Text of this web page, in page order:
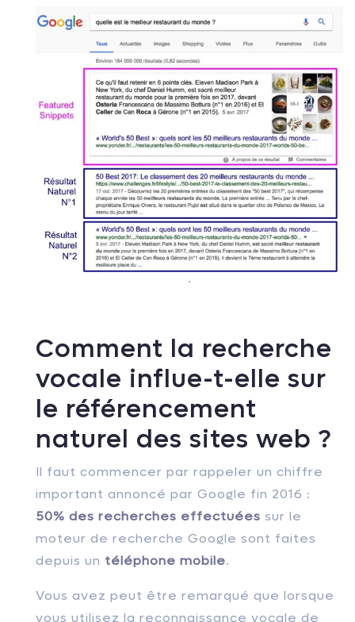
.
Comment la recherche
vocale influe-t-elle sur
le référencement
naturel des sites web ?
Il faut commencer par rappeler un chiffre
important annoncé par Google fin 2016 :
50% des recherches effectuées sur le
moteur de recherche Google sont faites
depuis un téléphone mobile.
Vous avez peut être remarqué que lorsque
vous utilisez la reconnaissance vocale de